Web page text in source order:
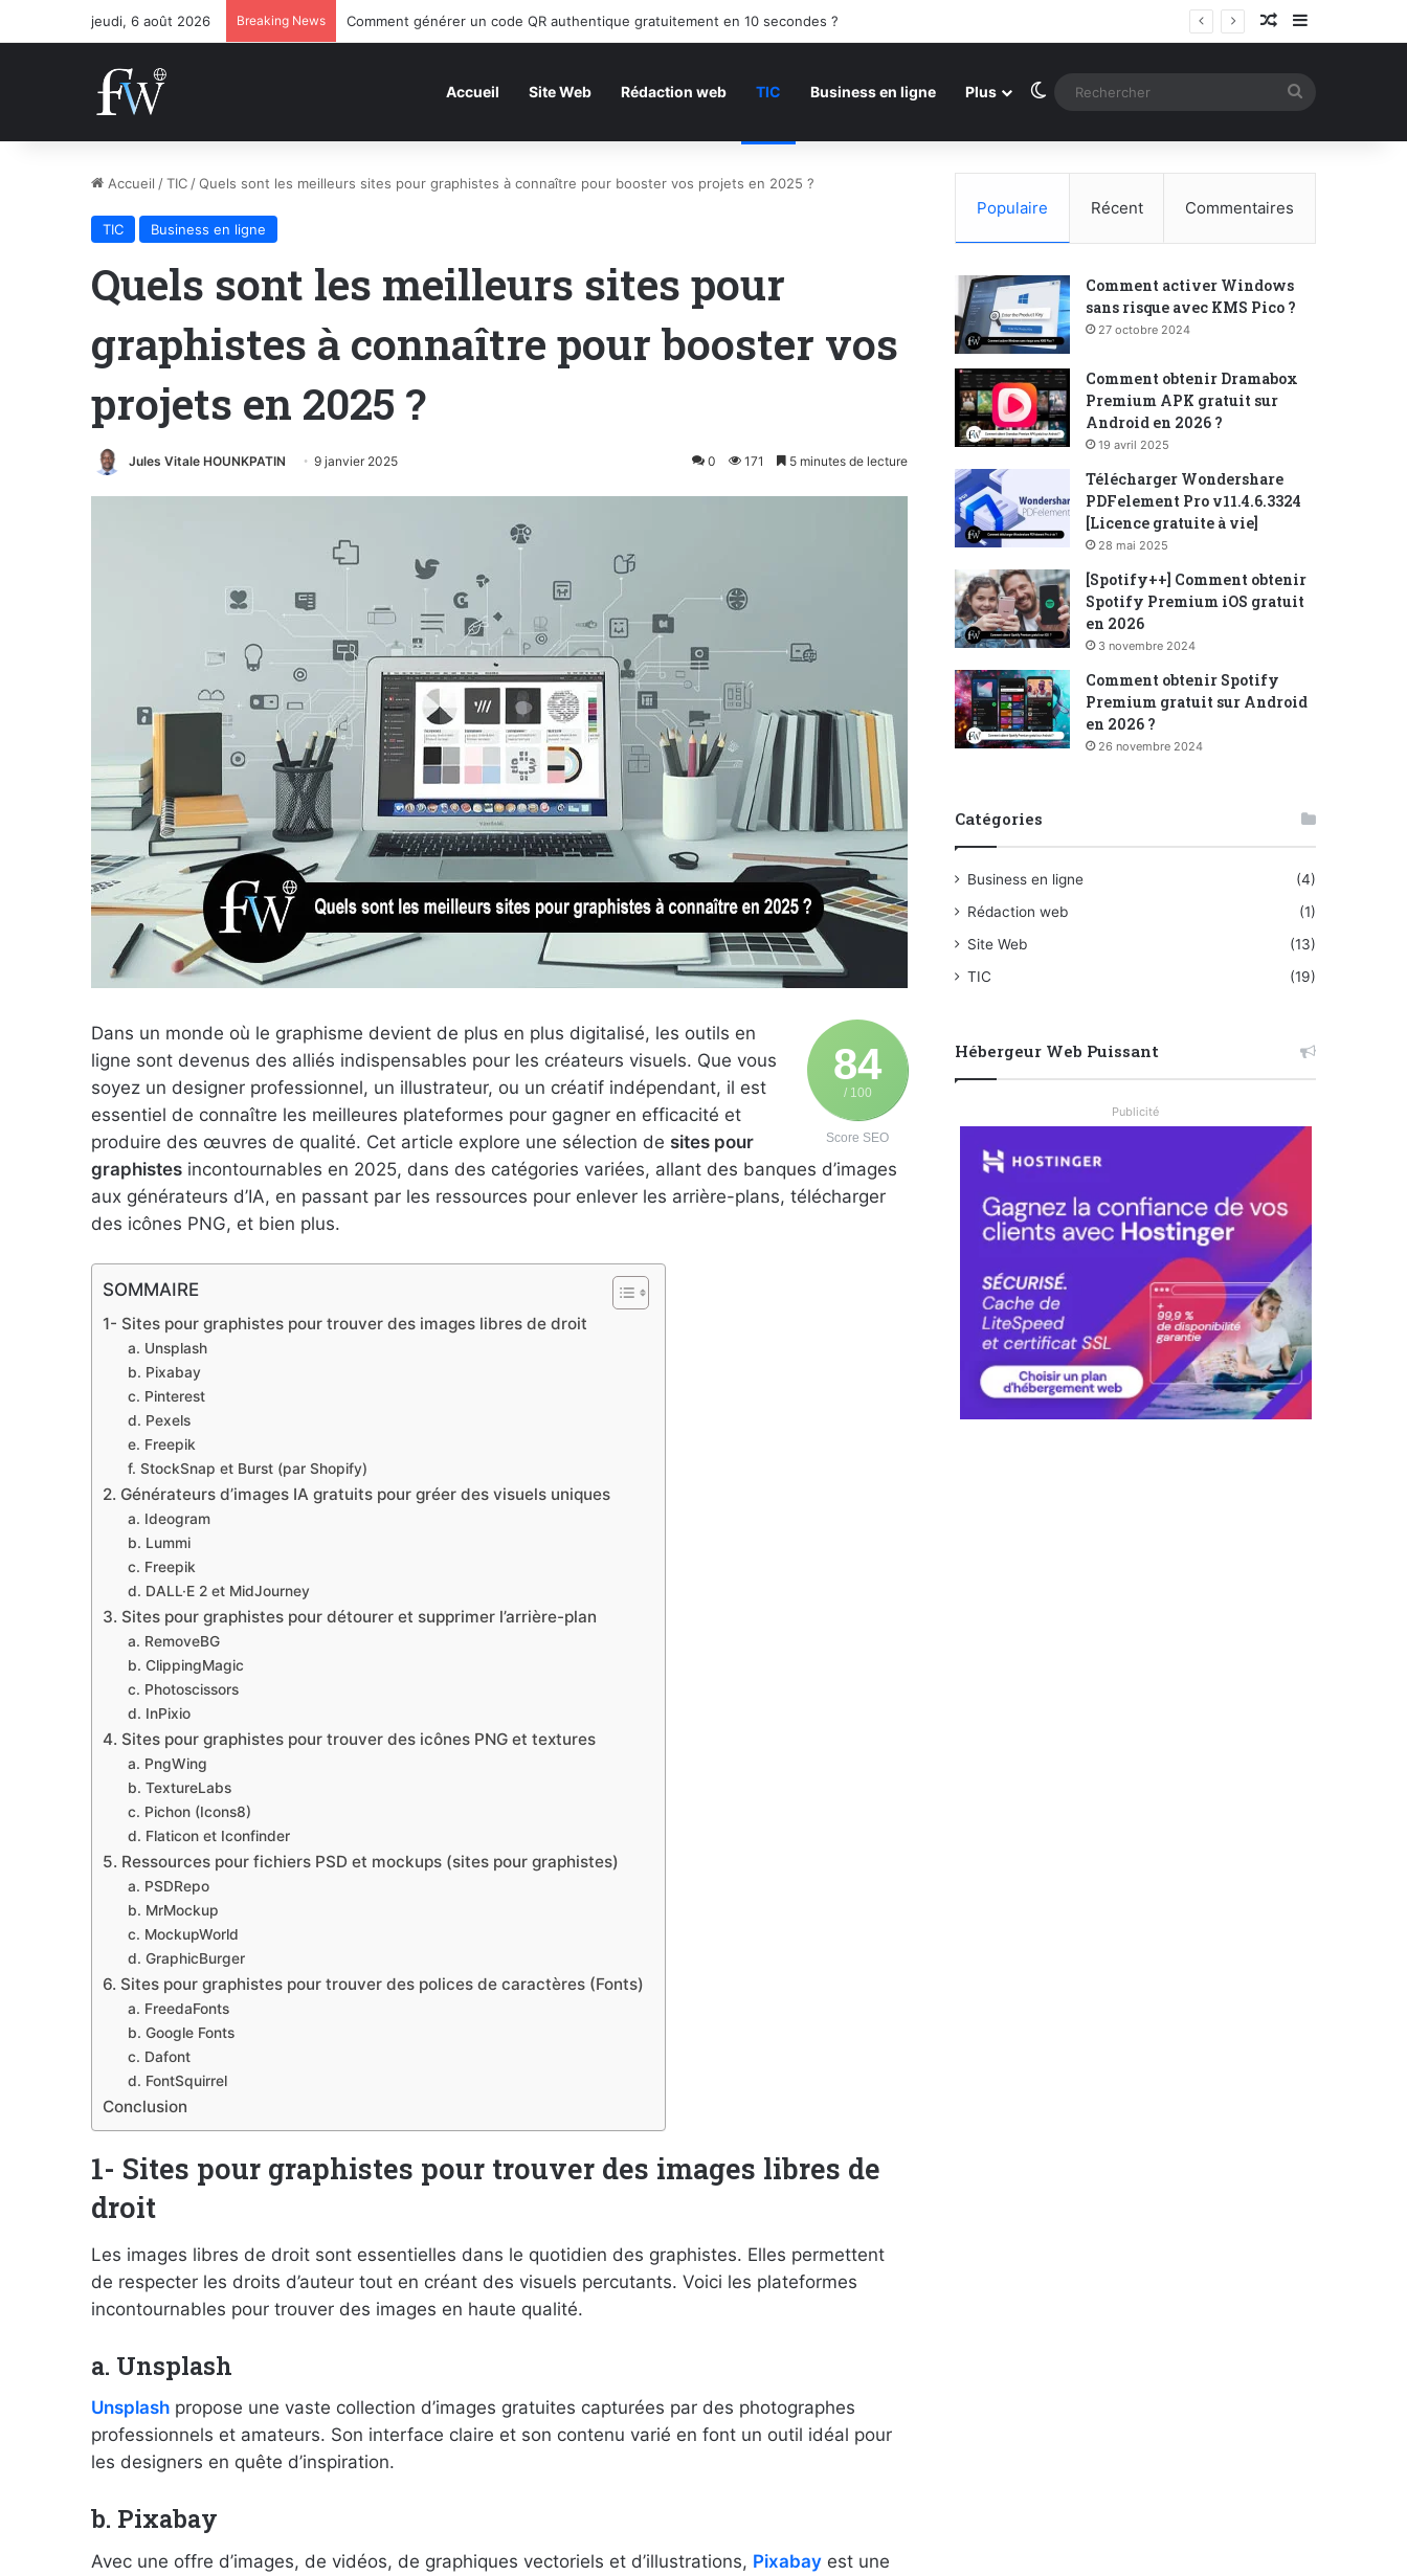
jeudi, 6 août 2026 Breaking News Existe-t-il des méthodes cachées pour augmenter efficacement le trafic d’un site web en 2026 ? Article Aléatoire
Sidebar
Accueil Site Web Rédaction web TIC Business en ligne Plus Switch skin
Accueil /TIC /Quels sont les meilleurs sites pour graphistes à connaître pour booster vos projets en 2025 ?
TIC Business en ligne
Quels sont les meilleurs sites pour
graphistes à connaître pour booster vos
projets en 2025 ?
Jules Vitale HOUNKPATIN 9 janvier 2025 0 171 5 minutes de lecture
84
/ 100
Score SEO
Dans un monde où le graphisme devient de plus en plus digitalisé, les outils en
ligne sont devenus des alliés indispensables pour les créateurs visuels. Que vous
soyez un designer professionnel, un illustrateur, ou un créatif indépendant, il est
essentiel de connaître les meilleures plateformes pour gagner en efficacité et
produire des œuvres de qualité. Cet article explore une sélection de sites pour
graphistes incontournables en 2025, dans des catégories variées, allant des banques d’images
aux générateurs d’IA, en passant par les ressources pour enlever les arrière-plans, télécharger
des icônes PNG, et bien plus.
SOMMAIRE
1- Sites pour graphistes pour trouver des images libres de droit
a. Unsplash
b. Pixabay
c. Pinterest
d. Pexels
e. Freepik
f. StockSnap et Burst (par Shopify)
2. Générateurs d’images IA gratuits pour gréer des visuels uniques
a. Ideogram
b. Lummi
c. Freepik
d. DALL·E 2 et MidJourney
3. Sites pour graphistes pour détourer et supprimer l’arrière-plan
a. RemoveBG
b. ClippingMagic
c. Photoscissors
d. InPixio
4. Sites pour graphistes pour trouver des icônes PNG et textures
a. PngWing
b. TextureLabs
c. Pichon (Icons8)
d. Flaticon et Iconfinder
5. Ressources pour fichiers PSD et mockups (sites pour graphistes)
a. PSDRepo
b. MrMockup
c. MockupWorld
d. GraphicBurger
6. Sites pour graphistes pour trouver des polices de caractères (Fonts)
a. FreedaFonts
b. Google Fonts
c. Dafont
d. FontSquirrel
Conclusion
1- Sites pour graphistes pour trouver des images libres de
droit
Les images libres de droit sont essentielles dans le quotidien des graphistes. Elles permettent
de respecter les droits d’auteur tout en créant des visuels percutants. Voici les plateformes
incontournables pour trouver des images en haute qualité.
a. Unsplash
Unsplash propose une vaste collection d’images gratuites capturées par des photographes
professionnels et amateurs. Son interface claire et son contenu varié en font un outil idéal pour
les designers en quête d’inspiration.
b. Pixabay
Avec une offre d’images, de vidéos, de graphiques vectoriels et d’illustrations, Pixabay est une
Populaire Récent Commentaires
Comment activer Windows
sans risque avec KMS Pico ?
27 octobre 2024
Comment obtenir Dramabox
Premium APK gratuit sur
Android en 2026 ?
19 avril 2025
Télécharger Wondershare
PDFelement Pro v11.4.6.3324
[Licence gratuite à vie]
28 mai 2025
[Spotify++] Comment obtenir
Spotify Premium iOS gratuit
en 2026
3 novembre 2024
Comment obtenir Spotify
Premium gratuit sur Android
en 2026 ?
26 novembre 2024
Catégories
Business en ligne
(4)
Rédaction web
(1)
Site Web
(13)
TIC
(19)
Hébergeur Web Puissant
Publicité